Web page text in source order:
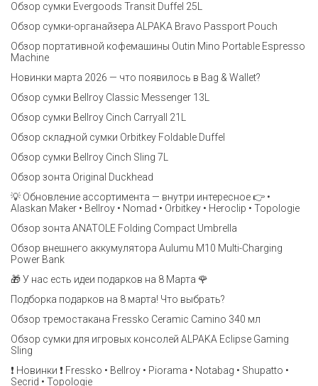
Обзор сумки Evergoods Transit Duffel 25L
Обзор сумки-органайзера ALPAKA Bravo Passport Pouch
Обзор портативной кофемашины Outin Mino Portable Espresso
Machine
Новинки марта 2026 — что появилось в Bag & Wallet?
Обзор сумки Bellroy Classic Messenger 13L
Обзор сумки Bellroy Cinch Carryall 21L
Обзор складной сумки Orbitkey Foldable Duffel
Обзор сумки Bellroy Cinch Sling 7L
Обзор зонта Original Duckhead
💡 Обновление ассортимента — внутри интересное 👉 •
Alaskan Maker • Bellroy • Nomad • Orbitkey • Heroclip • Topologie
Обзор зонта ANATOLE Folding Compact Umbrella
Обзор внешнего аккумулятора Aulumu M10 Multi-Charging
Power Bank
🎁 У нас есть идеи подарков на 8 Марта 🌹
Подборка подарков на 8 марта! Что выбрать?
Обзор тремостакана Fressko Ceramic Camino 340 мл
Обзор сумки для игровых консолей ALPAKA Eclipse Gaming
Sling
❗️ Новинки ❗️ Fressko • Bellroy • Piorama • Notabag • Shupatto •
Secrid • Topologie